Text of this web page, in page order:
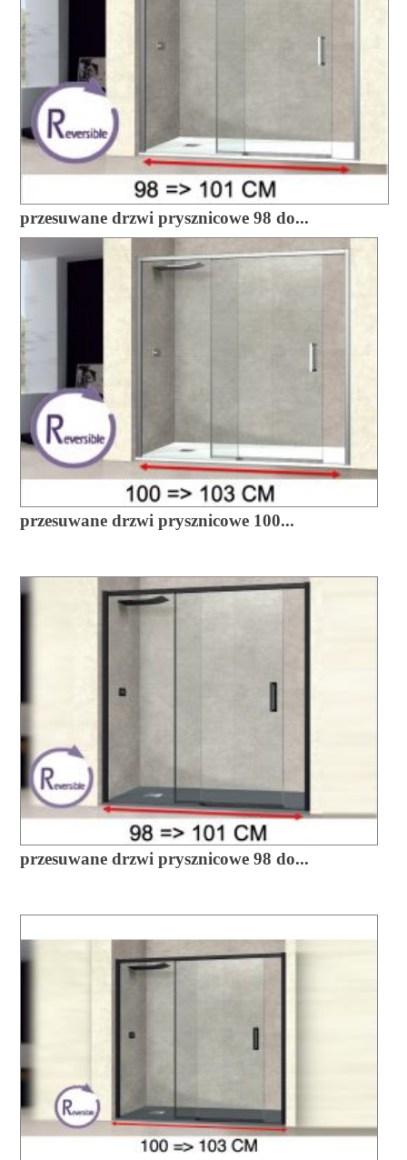
przesuwane drzwi prysznicowe 98 do...
przesuwane drzwi prysznicowe 100...
przesuwane drzwi prysznicowe 98 do...